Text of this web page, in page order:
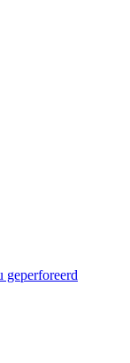
geperforeerd